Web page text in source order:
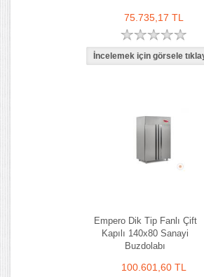
75.735,17 TL
Empero Dik Tip Fanlı Çift
Kapılı 140x80 Sanayi
Buzdolabı
100.601,60 TL